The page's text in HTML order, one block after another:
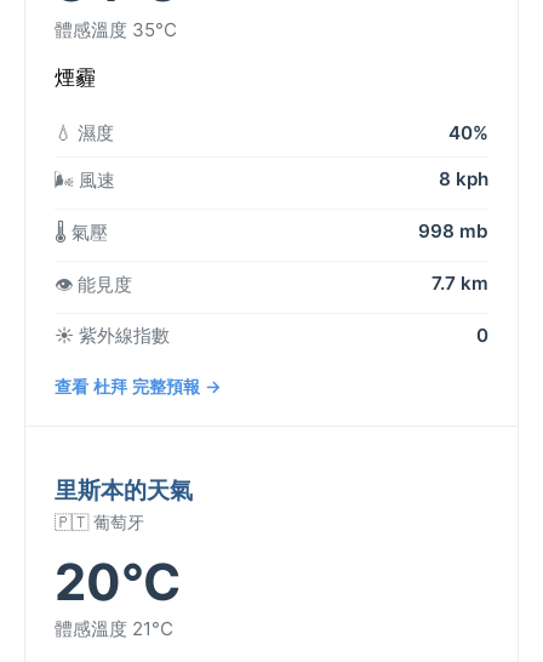
體感溫度 35°C
煙霾
💧 濕度 40%
🌬️ 風速 8 kph
🌡️ 氣壓 998 mb
👁️ 能見度 7.7 km
☀️ 紫外線指數 0
查看 杜拜 完整預報 →
里斯本的天氣
🇵🇹 葡萄牙
20°C
體感溫度 21°C